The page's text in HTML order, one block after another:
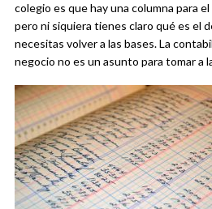
colegio es que hay una columna para
pero ni siquiera tienes claro qué es el
necesitas volver a las bases. La
negocio no es un asunto para tomar a